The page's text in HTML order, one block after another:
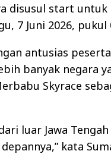
disusul start
7 Juni 2026, pukul
antusias
banyak
Skyrace
luar Jawa
kata